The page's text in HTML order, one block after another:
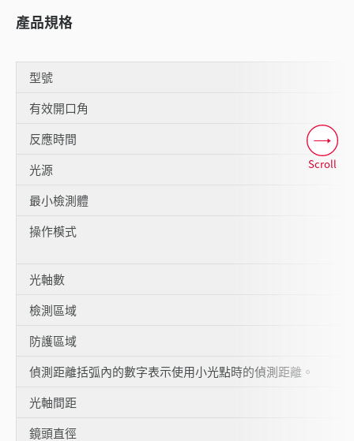
產品規格
型號
有效開口角
反應時間
光源
最小檢測體
操作模式
光軸數
檢測區域
防護區域
偵測距離括弧內的數字表示使用小光點時的偵測距離。
光軸間距
鏡頭直徑
Scroll